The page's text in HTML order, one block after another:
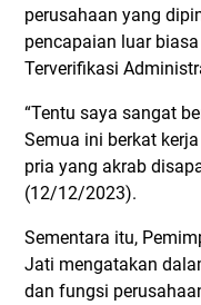
perusahaan yang
pencapaian luar
Terverifikasi
“Tentu saya sangat
Semua ini berkat
pria yang akrab
(12/12/2023).
Sementara itu,
Jati mengatakan
dan fungsi